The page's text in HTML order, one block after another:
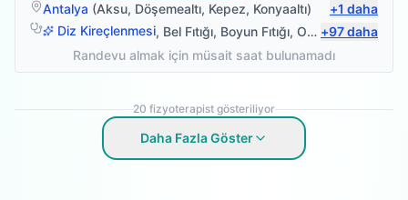
Antalya (Aksu, Döşemealtı, Kepez, Konyaaltı) +1 daha
Diz Kireçlenmesi, Bel Fıtığı, Boyun Fıtığı, Omuz Bağ Yaralanması +97daha
Randevu almak için müsait saat bulunamadı
20 fizyoterapist gösteriliyor
Daha Fazla Göster